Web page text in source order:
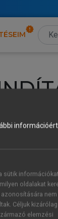
vagy
vagy
vagy hozz
ÚJ FIÓK
1 óra
sütik
oldalakat
nem
Céljuk
elemzési